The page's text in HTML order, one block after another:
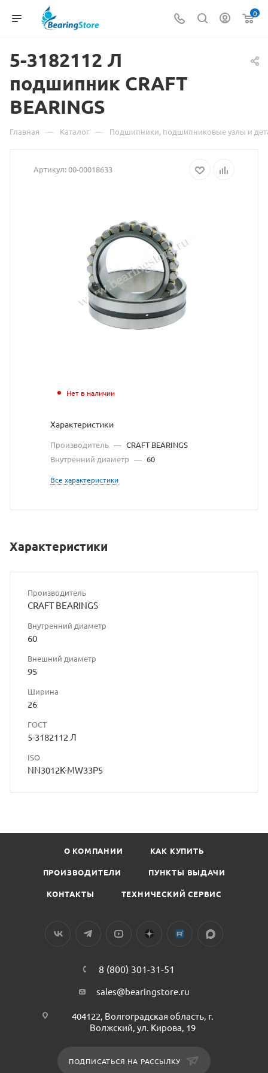
0
5-3182112 Л
подшипник CRAFT
товаре
3182112
CRAFT
BEARINGS
Главная — Каталог — Подшипники, подшипниковые узлы и
Артикул:00-00018633
Нет в наличии
Характеристики
Производитель — CRAFT BEARINGS
Внутренний диаметр — 60
Все характеристики
Характеристики
Производитель
CRAFT BEARINGS
Внутренний диаметр
60
Внешний диаметр
95
Ширина
26
ГОСТ
5-3182112 Л
ISO
NN3012K-MW33P5
О КОМПАНИИ КАК КУПИТЬ
ПРОИЗВОДИТЕЛИ ПУНКТЫ ВЫДАЧИ
КОНТАКТЫ ТЕХНИЧЕСКИЙ СЕРВИС
8 (800) 301-31-51
sales@bearingstore.ru
404122, Волгоградская область, г.
Волжский, ул. Кирова, 19
ПОДПИСАТЬСЯ НА РАССЫЛКУ